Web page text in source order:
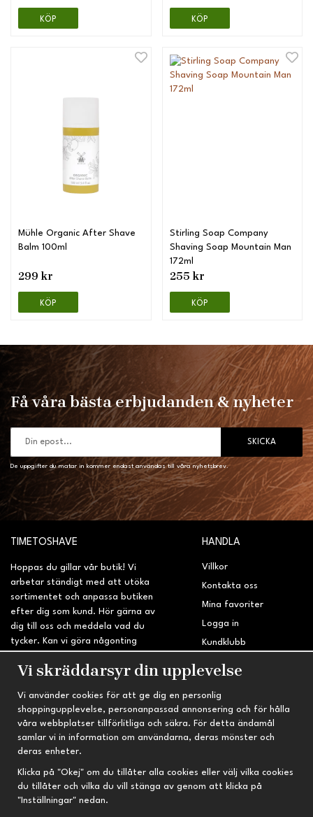
KÖP KÖP
Mühle Organic After Shave
Balm 100ml
299 kr
KÖP
Stirling Soap Company
Shaving Soap Mountain Man
172ml
255 kr
KÖP
Få våra bästa erbjudanden & nyheter
SKICKA
De uppgifter du matar in kommer endast användas till våra nyhetsbrev.
TIMETOSHAVE
Hoppas du gillar vår butik! Vi
arbetar ständigt med att utöka
sortimentet och anpassa butiken
efter dig som kund. Hör gärna av
dig till oss och meddela vad du
tycker. Kan vi göra någonting
sidan?
HANDLA
Villkor
Kontakta oss
Mina favoriter
Logga in
Kundklubb
INFORMATION
Om oss
Nyheter
Nyhetsbrev
Om cookies
Prenumeration
TRYGG HANDEL
Fri frakt vid köp över 695 kr
Kvalitetsprodukter till kanonpris
Vi skräddarsyr din upplevelse
Vi använder cookies för att ge dig en personlig
shoppingupplevelse, personanpassad annonsering och för hålla
våra webbplatser tillförlitliga och säkra. För detta ändamål
samlar vi in information om användarna, deras mönster och
deras enheter.
Klicka på "Okej" om du tillåter alla cookies eller välj vilka cookies
du tillåter och vilka du vill stänga av genom att klicka på
"Inställningar" nedan.